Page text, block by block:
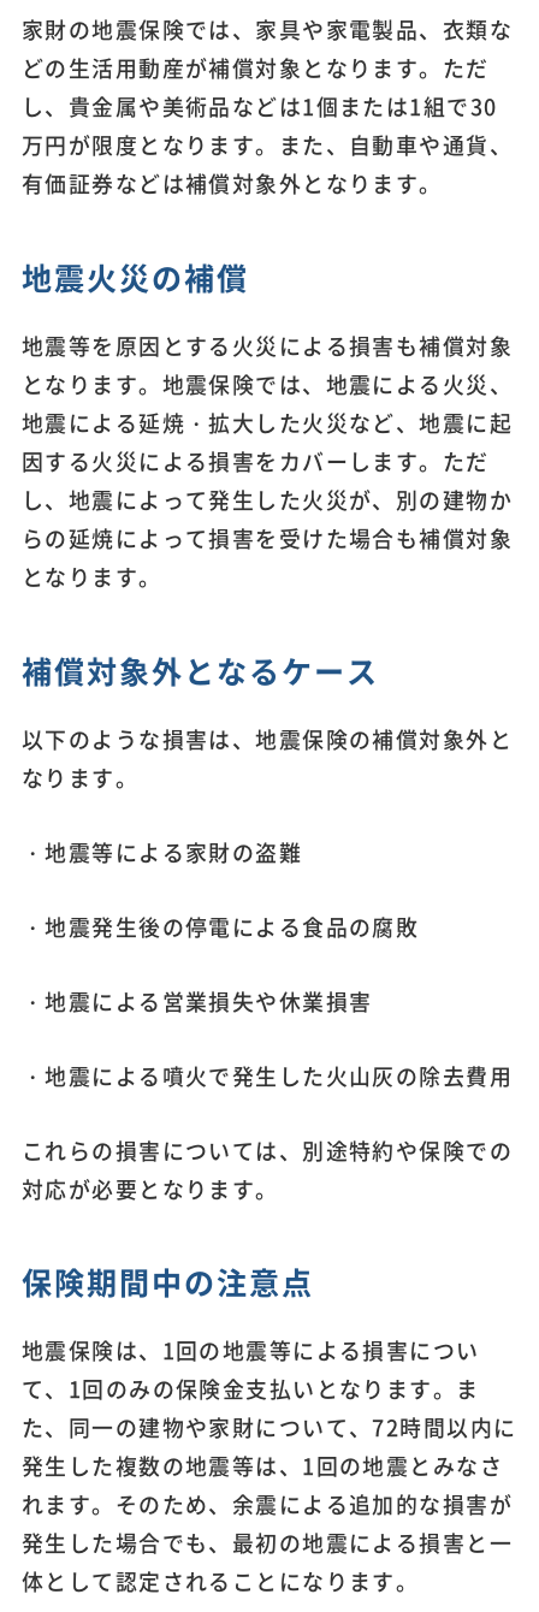
家財の地震保険では、家具や家電製品、衣類な
どの生活用動産が補償対象となります。ただ
し、貴金属や美術品などは1個または1組で30
万円が限度となります。また、自動車や通貨、
有価証券などは補償対象外となります。
地震火災の補償
地震等を原因とする火災による損害も補償対象
となります。地震保険では、地震による火災、
地震による延焼・拡大した火災など、地震に起
因する火災による損害をカバーします。ただ
し、地震によって発生した火災が、別の建物か
らの延焼によって損害を受けた場合も補償対象
となります。
補償対象外となるケース
以下のような損害は、地震保険の補償対象外と
なります。
・地震等による家財の盗難
・地震発生後の停電による食品の腐敗
・地震による営業損失や休業損害
・地震による噴火で発生した火山灰の除去費用
これらの損害については、別途特約や保険での
対応が必要となります。
保険期間中の注意点
地震保険は、1回の地震等による損害につい
て、1回のみの保険金支払いとなります。ま
た、同一の建物や家財について、72時間以内に
発生した複数の地震等は、1回の地震とみなさ
れます。そのため、余震による追加的な損害が
発生した場合でも、最初の地震による損害と一
体として認定されることになります。